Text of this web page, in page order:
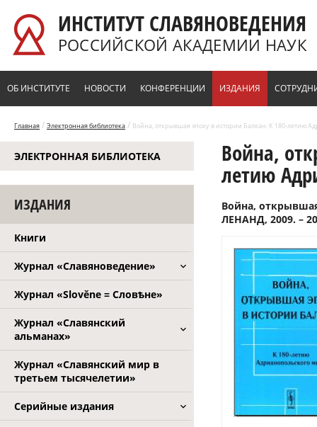
ИНСТИТУТ СЛАВЯНОВЕДЕНИЯ
РОССИЙСКОЙ АКАДЕМИИ НАУК
ОБ ИНСТИТУТЕ НОВОСТИ КОНФЕРЕНЦИИ ИЗДАНИЯ
Главная / Электронная библиотека / Война, открывшая эпоху в истории Балкан: К 180-летию
ЭЛЕКТРОННАЯ БИБЛИОТЕКА
ИЗДАНИЯ
Книги
Журнал «Славяноведение»
Журнал «Slověne = Словѣне»
Журнал «Славянский
альманах»
Журнал «Славянский мир в
третьем тысячелетии»
Серийные издания
Война,
летию
Война,
ЛЕНАНД, 2009. –